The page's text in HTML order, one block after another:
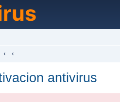
antivirus